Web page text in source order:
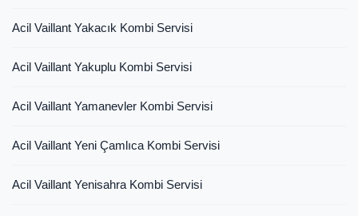
Acil Vaillant Yakacık Kombi Servisi
Acil Vaillant Yakuplu Kombi Servisi
Acil Vaillant Yamanevler Kombi Servisi
Acil Vaillant Yeni Çamlıca Kombi Servisi
Acil Vaillant Yenisahra Kombi Servisi